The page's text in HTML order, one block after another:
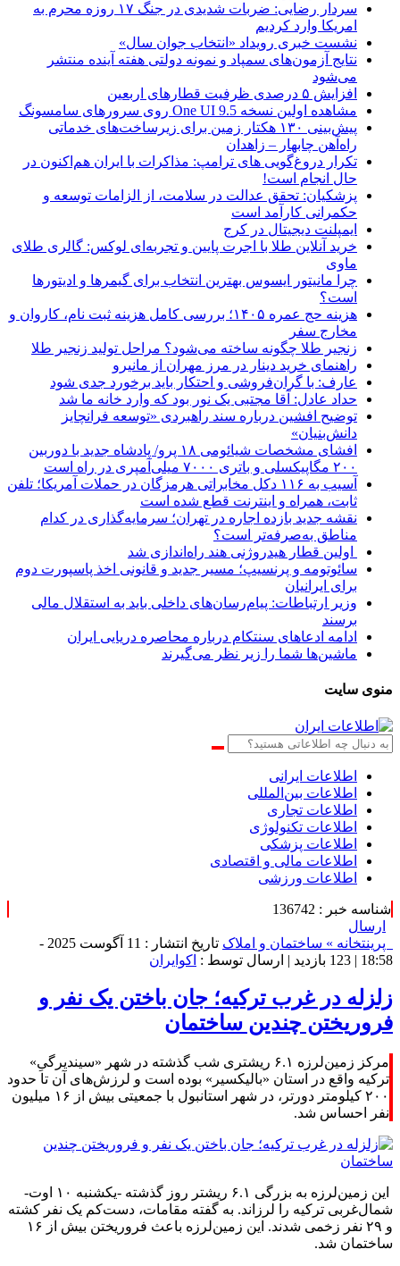
سردار رضایی: ضربات شدیدی در جنگ ۱۷ روزه محرم به
امریکا وارد کردیم
نشست خبری رویداد «انتخاب جوان سال»
نتایج آزمون‌های سمپاد و نمونه دولتی هفته آینده منتشر
می‌شود
افزایش ۵ درصدی ظرفیت قطارهای اربعین
مشاهده اولین نسخه One UI 9.5 روی سرورهای سامسونگ
پیش‌بینی ۱۳۰ هکتار زمین برای زیرساخت‌های خدماتی
راه‌آهن چابهار – زاهدان
تکرار دروغ‌گویی های ترامپ: مذاکرات با ایران هم‌اکنون در
حال انجام است!
پزشکیان: تحقق عدالت در سلامت، از الزامات توسعه و
حکمرانی کارآمد است
ایمپلنت دیجیتال در کرج
خرید آنلاین طلا با اجرت پایین و تجربه‌ای لوکس: گالری طلای
ماوی
چرا مانیتور ایسوس بهترین انتخاب برای گیمرها و ادیتورها
است؟
هزینه حج عمره ۱۴۰۵؛ بررسی کامل هزینه ثبت نام، کاروان و
مخارج سفر
زنجیر طلا چگونه ساخته می‌شود؟ مراحل تولید زنجیر طلا
راهنمای خرید دینار در مرز مهران از مانیرو
عارف: با گران‌فروشی و احتکار باید برخورد جدی شود
حداد عادل: آقا مجتبی یک نور بود که وارد خانه ما شد
توضیح افشین درباره سند راهبردی «توسعه فرانچایز
دانش‌بنیان»
افشای مشخصات شیائومی ۱۸ پرو/ پادشاه جدید با دوربین
۲۰۰ مگاپیکسلی و باتری ۷۰۰۰ میلی‌آمپری در راه است
آسیب به ۱۱۶ دکل مخابراتی هرمزگان در حملات آمریکا؛ تلفن
ثابت، همراه و اینترنت ‌قطع شده است
نقشه جدید بازده اجاره در تهران؛ سرمایه‌گذاری در کدام
مناطق به‌صرفه‌تر است؟
اولین قطار هیدروژنی هند راه‌اندازی شد
سائوتومه و پرنسیپ؛ مسیر جدید و قانونی اخذ پاسپورت دوم
برای ایرانیان
وزیر ارتباطات: پیام‌رسان‌های داخلی باید به استقلال مالی
برسند
ادامه ادعاهای سنتکام درباره محاصره دریایی ایران
ماشین‌ها شما را زیر نظر می‌گیرند
منوی سایت
اطلاعات‌ ‎ایرانی
اطلاعات بین‌المللی
اطلاعات تجاری
اطلاعات تکنولوژی
اطلاعات پزشکی
اطلاعات مالی و اقتصادی
اطلاعات ورزشی
شناسه خبر : 136742
ارسال
پرینتخانه » ساختمان و املاک
تاریخ انتشار : 11 آگوست 2025 -
18:58 |
123 بازدید | ارسال توسط : اکوایران
زلزله در غرب ترکیه؛ جان باختن یک نفر و
فروریختن چندین ساختمان
مرکز زمین‌لرزه ۶.۱ ریشتری شب گذشته در شهر «سیندیرگیِ»
ترکیه واقع در استان «بالیکسیر» بوده است و لرزش‌های آن تا حدود
۲۰۰ کیلومتر دورتر، در شهر استانبول با جمعیتی بیش از ۱۶ میلیون
نفر احساس شد.
این زمین‌لرزه‌ به بزرگی ۶.۱ ریشتر روز گذشته -یکشنبه ۱۰ اوت-
شمال‌غربی ترکیه را لرزاند. به گفته مقامات، دست‌کم یک نفر کشته
و ۲۹ نفر زخمی شدند. این زمین‌لرزه باعث فروریختن بیش از ۱۶
ساختمان شد.